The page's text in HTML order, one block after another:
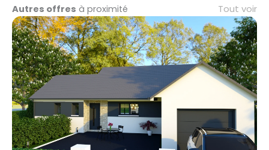
Autres offres à proximité Tout voir